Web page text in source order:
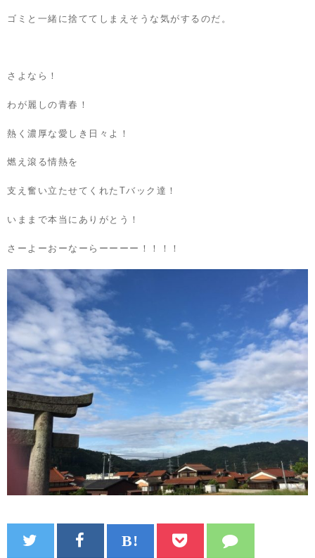
ゴミと一緒に捨ててしまえそうな気がするのだ。
さよなら！
わが麗しの青春！
熱く濃厚な愛しき日々よ！
燃え滾る情熱を
支え奮い立たせてくれたTバック達！
いままで本当にありがとう！
さーよーおーなーらーーーー！！！！